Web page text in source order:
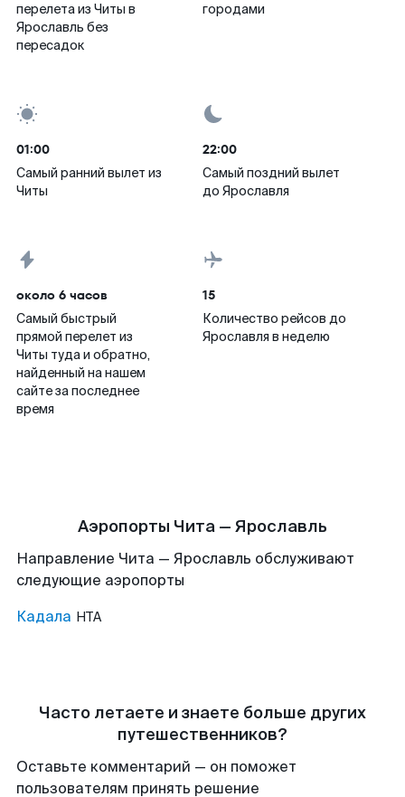
перелета из Читы в
Ярославль без
пересадок
городами
01:00
Самый ранний вылет из
Читы
22:00
Самый поздний вылет
до Ярославля
около 6 часов
Самый быстрый
прямой перелет из
Читы туда и обратно,
найденный на нашем
сайте за последнее
время
15
Количество рейсов до
Ярославля в неделю
Аэропорты Чита — Ярославль
Направление Чита — Ярославль обслуживают
следующие аэропорты
Кадала HTA
Часто летаете и знаете больше других
путешественников?
Оставьте комментарий — он поможет
пользователям принять решение